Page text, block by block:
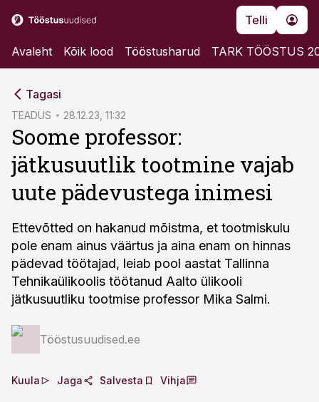
Telli
Avaleht Kõik lood Tööstusharud TARK TÖÖSTUS
Tagasi
TEADUS 28.12.23, 11:32
Soome professor:
jätkusuutlik tootmine vajab
uute pädevustega inimesi
Ettevõtted on hakanud mõistma, et tootmiskulu
pole enam ainus väärtus ja aina enam on hinnas
pädevad töötajad, leiab pool aastat Tallinna
Tehnikaülikoolis töötanud Aalto ülikooli
jätkusuutliku tootmise professor Mika Salmi.
Tööstusuudised.ee
Kuula Jaga Salvesta Vihja